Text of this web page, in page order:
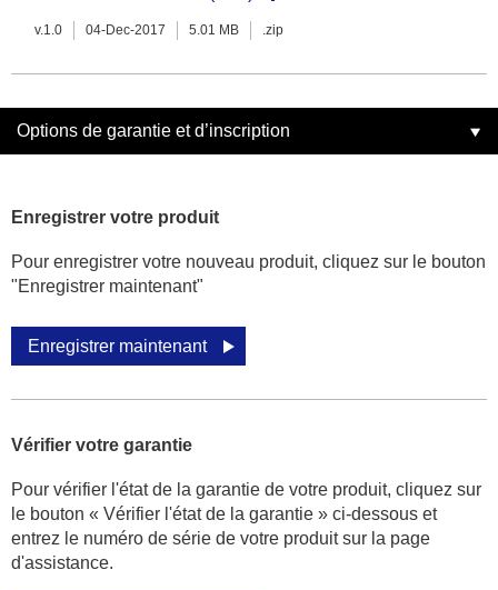
v.1.0 04-Dec-2017 5.01 MB .zip
Options de garantie et d’inscription
Enregistrer votre produit
Pour enregistrer votre nouveau produit, cliquez sur le bouton
"Enregistrer maintenant"
Enregistrer maintenant
Vérifier votre garantie
Pour vérifier l'état de la garantie de votre produit, cliquez sur
le bouton « Vérifier l'état de la garantie » ci-dessous et
entrez le numéro de série de votre produit sur la page
d'assistance.